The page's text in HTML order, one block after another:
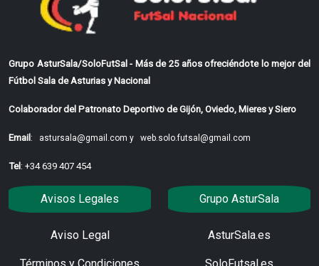
Grupo AsturSala/SoloFutSal - Más de 25 años ofreciéndote lo mejor del
Fútbol Sala de Asturias y Nacional
Colaborador del Patronato Deportivo de Gijón, Oviedo, Mieres y Siero
Email: astursala@gmail.com y web.solo.futsal@gmail.com
Tel: +34 639 407 454
Avisos Legales
Aviso Legal
Términos y Condiciones
Grupo AsturSala
AsturSala.es
SoloFutsal.es